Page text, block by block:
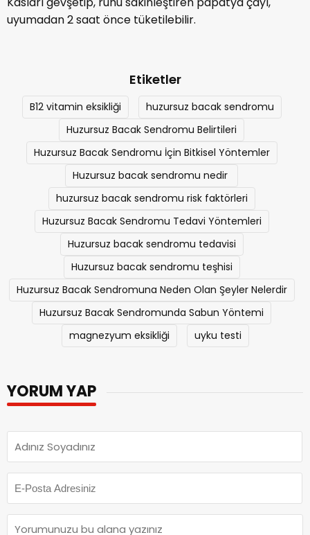
uyumadan 2 saat önce tüketilebilir.
Etiketler
B12 vitamin eksikliği
huzursuz bacak sendromu
Huzursuz Bacak Sendromu Belirtileri
Huzursuz Bacak Sendromu İçin Bitkisel Yöntemler
Huzursuz bacak sendromu nedir
huzursuz bacak sendromu risk faktörleri
Huzursuz Bacak Sendromu Tedavi Yöntemleri
Huzursuz bacak sendromu tedavisi
Huzursuz bacak sendromu teşhisi
Huzursuz Bacak Sendromuna Neden Olan Şeyler Nelerdir
Huzursuz Bacak Sendromunda Sabun Yöntemi
magnezyum eksikliği
uyku testi
YORUM YAP